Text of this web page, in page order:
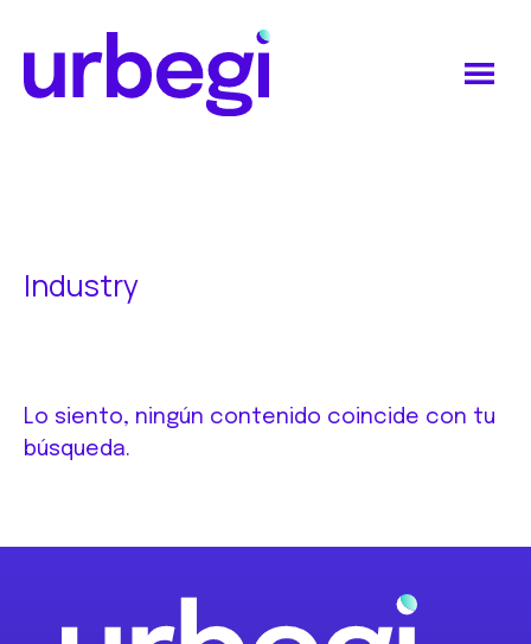
contenido
pie
Industry
Lo siento, ningún contenido coincide con tu
búsqueda.
Footer